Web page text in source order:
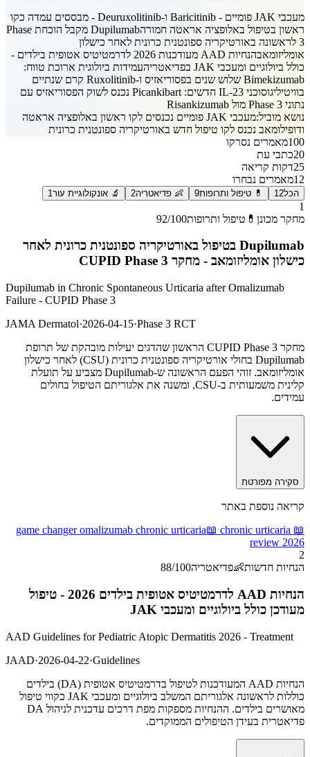
מעכבי JAK פומיים - Baricitinib ו-Deuruxolitinib - מבססים עמדה כקו
ראשון בטיפול באלופציה אראטה חמורה
Dupilumab מקבל הוכחת Phase
3 לראשונה באורטיקריה ספונטנית כרונית לאחר כישלון
אומליזומאב
הנחיות AAD מעודכנות 2026 לדרמטיטיס אטופית בילדים -
כולל ביולוגיים ומעכבי JAK בפדיאטריה
עמידות ביולוגית ארוכת טווח:
Bimekizumab שלוש שנים בפסוריאזיס ו-Ruxolitinib קרם שנתיים
בוויטיליגו
סוכני IL-23 חדשים: Picankibart נכנס לשוק הפסוריאזיס עם
נתוני Phase 3 מול Risankizumab
נושא מוביל:
מעכבי JAK פומיים נכנסים לקו ראשון באלופציה אראטה
ודופילומאב נכנס לקו טיפול חדש באורטיקריה ספונטנית כרונית
100מאמרים נסרקו
20כתבי עת
25דקות קריאה
12מאמרים נבחרו
הכל12 💊 טיפול ותרופות9 👶 פדיאטריה2 🔬 אונקולוגיית עור1
1
מחקר מכונן 💊 טיפול ותרופות 92/100
Dupilumab בטיפול באורטיקריה ספונטנית כרונית לאחר
כישלון אומליזומאב - מחקר CUPID Phase 3
Dupilumab in Chronic Spontaneous Urticaria after Omalizumab
Failure - CUPID Phase 3
JAMA Dermatol·2026-04-15·Phase 3 RCT
מחקר CUPID Phase 3 הראשון שהדגים יעילות מובהקת של תרופת
Dupilumab בחולי אורטיקריה ספונטנית כרונית (CSU) לאחר כישלון
אומליזומאב. זוהי הפעם הראשונה ש-Dupilumab מצביע על תועלת
קלינית משמעותית ב-CSU, ומשנה את אלגוריתם הטיפול בחולים
עמידים.
סקירה מפורטת
קריאה נוספת באתר
📖
game changer omalizumab chronic urticaria📖 chronic urticaria
review 2026
2
הנחיות חדשות👶פדיאטריה 88/100
הנחיות AAD לדרמטיטיס אטופית בילדים 2026 - טיפול
מעודכן כולל ביולוגיים ומעכבי JAK
AAD Guidelines for Pediatric Atopic Dermatitis 2026 - Treatment
JAAD·2026-04-22·Guidelines
הנחיות AAD המעודכנות לטיפול בדרמטיטיס אטופית (DA) בילדים
כוללות לראשונה אלגוריתם המשלב ביולוגיים ומעכבי JAK כקווי טיפול
מאושרים בילדים. ההנחיות מספקות מפת דרכים עדכנית לניהול DA
פדיאטרית בעידן הטיפולים הממוקדים.